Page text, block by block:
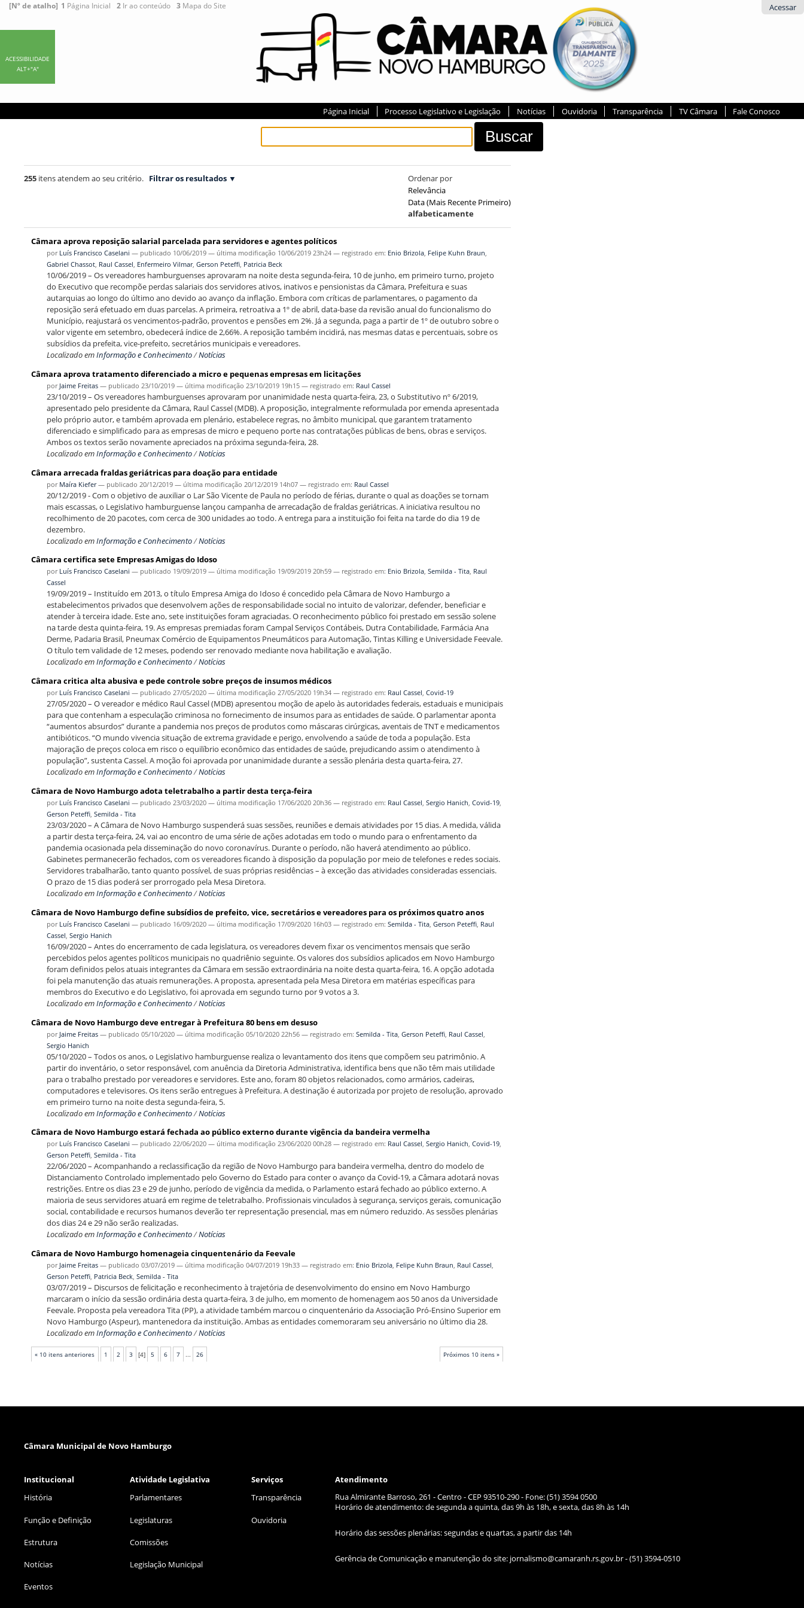
Acessar
[Nº de atalho] 1 Página Inicial 2 Ir ao conteúdo 3 Mapa do Site
ACESSIBILIDADE
ALT+"A"
Página Inicial Processo Legislativo e Legislação Notícias Ouvidoria Transparência TV Câmara Fale Conosco
255itens atendem ao seu critério. Filtrar os resultados
Ordenar por
Relevância
Data (mais Recente Primeiro)
alfabeticamente
Câmara aprova reposição salarial parcelada para servidores e agentes políticos
por Luís Francisco Caselani — publicado 10/06/2019 — última modificação 10/06/2019 23h24 — registrado em: Enio Brizola, Felipe Kuhn Braun,
Gabriel Chassot, Raul Cassel, Enfermeiro Vilmar, Gerson Peteffi, Patricia Beck
10/06/2019 – Os vereadores hamburguenses aprovaram na noite desta segunda-feira, 10 de junho, em primeiro turno, projeto
do Executivo que recompõe perdas salariais dos servidores ativos, inativos e pensionistas da Câmara, Prefeitura e suas
autarquias ao longo do último ano devido ao avanço da inflação. Embora com críticas de parlamentares, o pagamento da
reposição será efetuado em duas parcelas. A primeira, retroativa a 1º de abril, data-base da revisão anual do funcionalismo do
Município, reajustará os vencimentos-padrão, proventos e pensões em 2%. Já a segunda, paga a partir de 1º de outubro sobre o
valor vigente em setembro, obedecerá índice de 2,66%. A reposição também incidirá, nas mesmas datas e percentuais, sobre os
subsídios da prefeita, vice-prefeito, secretários municipais e vereadores.
Localizado emInformação e Conhecimento/Notícias
Câmara aprova tratamento diferenciado a micro e pequenas empresas em licitações
por Jaime Freitas — publicado 23/10/2019 — última modificação 23/10/2019 19h15 — registrado em: Raul Cassel
23/10/2019 – Os vereadores hamburguenses aprovaram por unanimidade nesta quarta-feira, 23, o Substitutivo nº 6/2019,
apresentado pelo presidente da Câmara, Raul Cassel (MDB). A proposição, integralmente reformulada por emenda apresentada
pelo próprio autor, e também aprovada em plenário, estabelece regras, no âmbito municipal, que garantem tratamento
diferenciado e simplificado para as empresas de micro e pequeno porte nas contratações públicas de bens, obras e serviços.
Ambos os textos serão novamente apreciados na próxima segunda-feira, 28.
Localizado emInformação e Conhecimento/Notícias
Câmara arrecada fraldas geriátricas para doação para entidade
por Maíra Kiefer — publicado 20/12/2019 — última modificação 20/12/2019 14h07 — registrado em: Raul Cassel
20/12/2019 - Com o objetivo de auxiliar o Lar São Vicente de Paula no período de férias, durante o qual as doações se tornam
mais escassas, o Legislativo hamburguense lançou campanha de arrecadação de fraldas geriátricas. A iniciativa resultou no
recolhimento de 20 pacotes, com cerca de 300 unidades ao todo. A entrega para a instituição foi feita na tarde do dia 19 de
dezembro.
Localizado emInformação e Conhecimento/Notícias
Câmara certifica sete Empresas Amigas do Idoso
por Luís Francisco Caselani — publicado 19/09/2019 — última modificação 19/09/2019 20h59 — registrado em: Enio Brizola, Semilda - Tita, Raul
Cassel
19/09/2019 – Instituído em 2013, o título Empresa Amiga do Idoso é concedido pela Câmara de Novo Hamburgo a
estabelecimentos privados que desenvolvem ações de responsabilidade social no intuito de valorizar, defender, beneficiar e
atender à terceira idade. Este ano, sete instituições foram agraciadas. O reconhecimento público foi prestado em sessão solene
na tarde desta quinta-feira, 19. As empresas premiadas foram Campal Serviços Contábeis, Dutra Contabilidade, Farmácia Ana
Derme, Padaria Brasil, Pneumax Comércio de Equipamentos Pneumáticos para Automação, Tintas Killing e Universidade Feevale.
O título tem validade de 12 meses, podendo ser renovado mediante nova habilitação e avaliação.
Localizado emInformação e Conhecimento/Notícias
Câmara critica alta abusiva e pede controle sobre preços de insumos médicos
por Luís Francisco Caselani — publicado 27/05/2020 — última modificação 27/05/2020 19h34 — registrado em: Raul Cassel, Covid-19
27/05/2020 – O vereador e médico Raul Cassel (MDB) apresentou moção de apelo às autoridades federais, estaduais e municipais
para que contenham a especulação criminosa no fornecimento de insumos para as entidades de saúde. O parlamentar aponta
“aumentos absurdos” durante a pandemia nos preços de produtos como máscaras cirúrgicas, aventais de TNT e medicamentos
antibióticos. “O mundo vivencia situação de extrema gravidade e perigo, envolvendo a saúde de toda a população. Esta
majoração de preços coloca em risco o equilíbrio econômico das entidades de saúde, prejudicando assim o atendimento à
população”, sustenta Cassel. A moção foi aprovada por unanimidade durante a sessão plenária desta quarta-feira, 27.
Localizado emInformação e Conhecimento/Notícias
Câmara de Novo Hamburgo adota teletrabalho a partir desta terça-feira
por Luís Francisco Caselani — publicado 23/03/2020 — última modificação 17/06/2020 20h36 — registrado em: Raul Cassel, Sergio Hanich, Covid-19,
Gerson Peteffi, Semilda - Tita
23/03/2020 – A Câmara de Novo Hamburgo suspenderá suas sessões, reuniões e demais atividades por 15 dias. A medida, válida
a partir desta terça-feira, 24, vai ao encontro de uma série de ações adotadas em todo o mundo para o enfrentamento da
pandemia ocasionada pela disseminação do novo coronavírus. Durante o período, não haverá atendimento ao público.
Gabinetes permanecerão fechados, com os vereadores ficando à disposição da população por meio de telefones e redes sociais.
Servidores trabalharão, tanto quanto possível, de suas próprias residências – à exceção das atividades consideradas essenciais.
O prazo de 15 dias poderá ser prorrogado pela Mesa Diretora.
Localizado emInformação e Conhecimento/Notícias
Câmara de Novo Hamburgo define subsídios de prefeito, vice, secretários e vereadores para os próximos quatro anos
por Luís Francisco Caselani — publicado 16/09/2020 — última modificação 17/09/2020 16h03 — registrado em: Semilda - Tita, Gerson Peteffi, Raul
Cassel Sergio Hanich
16/09/2020 – Antes do encerramento de cada legislatura, os vereadores devem fixar os vencimentos mensais que serão
percebidos pelos agentes políticos municipais no quadriênio seguinte. Os valores dos subsídios aplicados em Novo Hamburgo
foram definidos pelos atuais integrantes da Câmara em sessão extraordinária na noite desta quarta-feira, 16. A opção adotada
foi pela manutenção das atuais remunerações. A proposta, apresentada pela Mesa Diretora em matérias específicas para
membros do Executivo e do Legislativo, foi aprovada em segundo turno por 9 votos a 3.
Localizado emInformação e Conhecimento/Notícias
Câmara de Novo Hamburgo deve entregar à Prefeitura 80 bens em desuso
por Jaime Freitas — publicado 05/10/2020 — última modificação 05/10/2020 22h56 — registrado em: Semilda - Tita, Gerson Peteffi, Raul Cassel
Sergio Hanich
05/10/2020 – Todos os anos, o Legislativo hamburguense realiza o levantamento dos itens que compõem seu patrimônio. A
partir do inventário, o setor responsável, com anuência da Diretoria Administrativa, identifica bens que não têm mais utilidade
para o trabalho prestado por vereadores e servidores. Este ano, foram 80 objetos relacionados, como armários, cadeiras,
computadores e televisores. Os itens serão entregues à Prefeitura. A destinação é autorizada por projeto de resolução, aprovado
em primeiro turno na noite desta segunda-feira, 5.
Localizado emInformação e Conhecimento/Notícias
Câmara de Novo Hamburgo estará fechada ao público externo durante vigência da bandeira vermelha
por Luís Francisco Caselani — publicado 22/06/2020 — última modificação 23/06/2020 00h28 — registrado em: Raul Cassel, Sergio Hanich, Covid-19,
Gerson Peteffi, Semilda - Tita
22/06/2020 – Acompanhando a reclassificação da região de Novo Hamburgo para bandeira vermelha, dentro do modelo de
Distanciamento Controlado implementado pelo Governo do Estado para conter o avanço da Covid-19, a Câmara adotará novas
restrições. Entre os dias 23 e 29 de junho, período de vigência da medida, o Parlamento estará fechado ao público externo. A
maioria de seus servidores atuará em regime de teletrabalho. Profissionais vinculados à segurança, serviços gerais, comunicação
social, contabilidade e recursos humanos deverão ter representação presencial, mas em número reduzido. As sessões plenárias
dos dias 24 e 29 não serão realizadas.
Localizado emInformação e Conhecimento/Notícias
Câmara de Novo Hamburgo homenageia cinquentenário da Feevale
por Jaime Freitas — publicado 03/07/2019 — última modificação 04/07/2019 19h33 — registrado em: Enio Brizola, Felipe Kuhn Braun, Raul Cassel,
Gerson Peteffi, Patricia Beck, Semilda - Tita
03/07/2019 – Discursos de felicitação e reconhecimento à trajetória de desenvolvimento do ensino em Novo Hamburgo
marcaram o início da sessão ordinária desta quarta-feira, 3 de julho, em momento de homenagem aos 50 anos da Universidade
Feevale. Proposta pela vereadora Tita (PP), a atividade também marcou o cinquentenário da Associação Pró-Ensino Superior em
Novo Hamburgo (Aspeur), mantenedora da instituição. Ambas as entidades comemoraram seu aniversário no último dia 28.
Localizado emInformação e Conhecimento/Notícias
« 10 itens anteriores Próximos 10 itens »
1 2 3 [4] 5 6 7 ... 26
Câmara Municipal de Novo Hamburgo
Institucional Atividade Legislativa Serviços
Atendimento
História
Função e Definição
Estrutura
Notícias
Eventos
Parlamentares
Legislaturas
Comissões
Legislação Municipal
Transparência
Ouvidoria
Rua Almirante Barroso, 261 - Centro - CEP 93510-290 - Fone: (51) 3594 0500
Horário de atendimento: de segunda a quinta, das 9h às 18h, e sexta, das8h às 14h
Horário das sessões plenárias: segundas e quartas, a partir das 14h
Gerência de Comunicação e manutenção do site: jornalismo@camaranh.rs.gov.br- (51) 3594-0510